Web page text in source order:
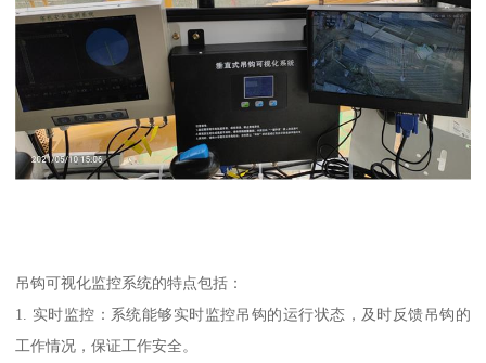
吊钩可视化监控系统的特点包括：
1. 实时监控：系统能够实时监控吊钩的运行状态，及时反馈吊钩的
工作情况，保证工作安全。